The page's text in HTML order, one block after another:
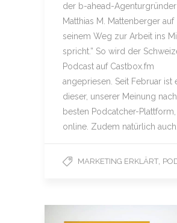
der b-ahead-Agenturgründer
Matthias M. Mattenberger auf
seinem Weg zur Arbeit ins
spricht.” So wird der
Podcast auf Castbox.fm
angepriesen. Seit Februar ist
dieser, unserer Meinung nach
besten Podcatcher-Plattform,
online. Zudem natürlich auch…
MARKETING ERKLÄRT